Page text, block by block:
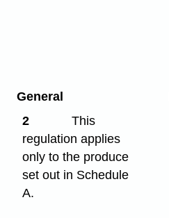
General
2
This
regulation applies
only to the produce
set out in Schedule
A.